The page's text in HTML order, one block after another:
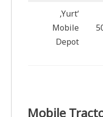
‚Yurt‘
Mobile
Depot
Mobile